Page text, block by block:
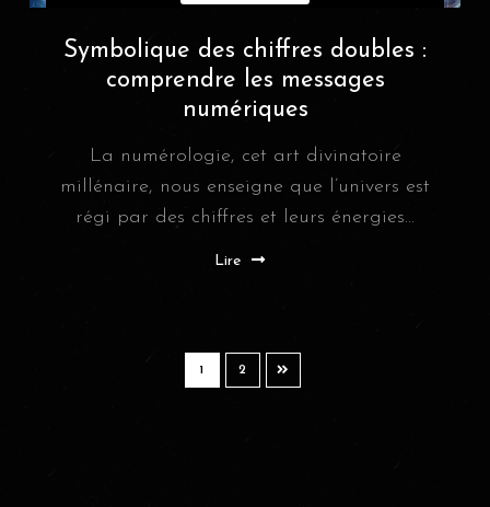
Symbolique des chiffres doubles :
comprendre les messages
numériques
La numérologie, cet art divinatoire
millénaire, nous enseigne que l’univers est
régi par des chiffres et leurs énergies...
Lire
1 2